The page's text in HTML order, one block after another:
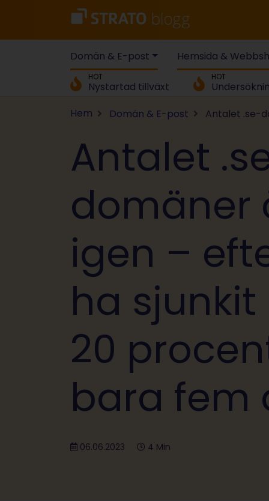
Domän & E-post Hemsida &
HOT
Nystartad tillväxt
HOT
Hem
Domän & E-post Antalet .se-
Antalet
domäner
igen –
ha
20
bara fem
06.06.2023 4 Min